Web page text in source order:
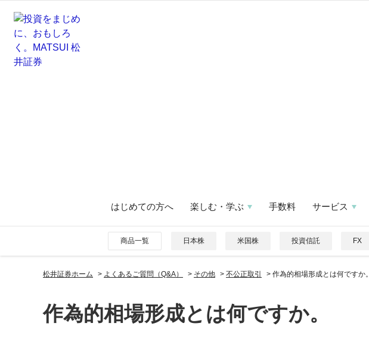
はじめての方へ 楽しむ・学ぶ 手数料 サービス
商品一覧 日本株 米国株 投資信託 FX
松井証券ホーム > よくあるご質問（Q&A） > その他 > 不公正取引 > 作為的相場形成とは何ですか。
作為的相場形成とは何ですか。